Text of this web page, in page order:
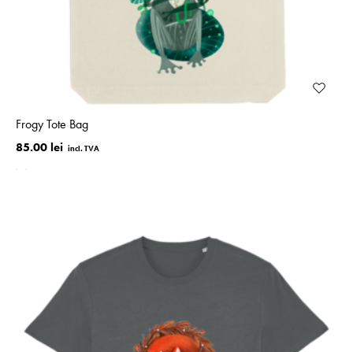
Frogy Tote Bag
85.00 lei